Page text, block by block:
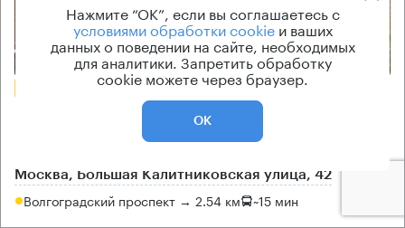
Еще фото
БЕЗ КОМИССИИ
Москва, Большая Калитниковская улица, 42
Волгоградский проспект → 2.54 км ~15 мин
Нажмите “ОК”, если вы соглашаетесь с
условиями обработки cookieи ваших
данных о поведении на сайте, необходимых
для аналитики. Запретить обработку
cookie можете через браузер.
ОК